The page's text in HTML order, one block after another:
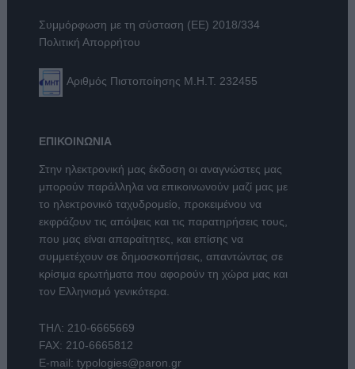
Συμμόρφωση με τη σύσταση (ΕΕ) 2018/334
Πολιτική Απορρήτου
Αριθμός Πιστοποίησης Μ.Η.Τ. 232455
ΕΠΙΚΟΙΝΩΝΙΑ
Στην ηλεκτρονική μας έκδοση οι αναγνώστες μας
μπορούν παράλληλα να επικοινωνούν μαζί μας με
το ηλεκτρονικό ταχυδρομείο, προκειμένου να
εκφράζουν τις απόψεις και τις παρατηρήσεις τους,
που μας είναι απαραίτητες, και επίσης να
συμμετέχουν σε δημοσκοπήσεις, απαντώντας σε
κρίσιμα ερωτήματα που αφορούν τη χώρα μας και
τον Ελληνισμό γενικότερα.
ΤΗΛ: 210-6665669
FAX: 210-6665812
E-mail: typologies@paron.gr